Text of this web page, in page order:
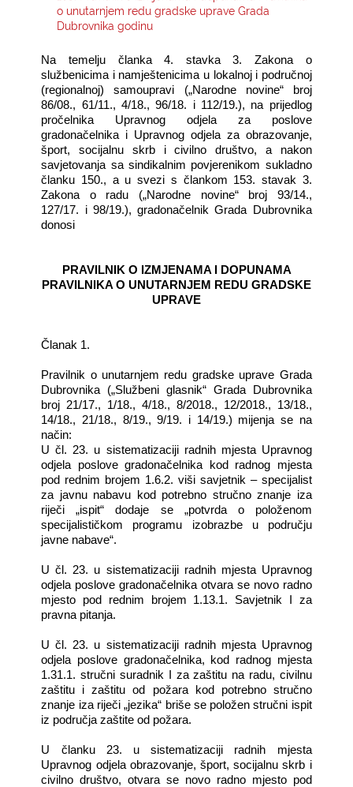
KONTAKTI
o unutarnjem redu gradske uprave Grada
Dubrovnika godinu
Na temelju članka 4. stavka 3. Zakona o
službenicima i namještenicima u lokalnoj i područnoj
(regionalnoj) samoupravi („Narodne novine“ broj
86/08., 61/11., 4/18., 96/18. i 112/19.), na prijedlog
pročelnika Upravnog odjela za poslove
gradonačelnika i Upravnog odjela za obrazovanje,
šport, socijalnu skrb i civilno društvo, a nakon
savjetovanja sa sindikalnim povjerenikom sukladno
članku 150., a u svezi s člankom 153. stavak 3.
Zakona o radu („Narodne novine“ broj 93/14.,
127/17. i 98/19.), gradonačelnik Grada Dubrovnika
donosi
PRAVILNIK O IZMJENAMA I DOPUNAMA
PRAVILNIKA O UNUTARNJEM REDU GRADSKE
UPRAVE
Članak 1.
Pravilnik o unutarnjem redu gradske uprave Grada
Dubrovnika („Službeni glasnik“ Grada Dubrovnika
broj 21/17., 1/18., 4/18., 8/2018., 12/2018., 13/18.,
14/18., 21/18., 8/19., 9/19. i 14/19.) mijenja se na
način:
U čl. 23. u sistematizaciji radnih mjesta Upravnog
odjela poslove gradonačelnika kod radnog mjesta
pod rednim brojem 1.6.2. viši savjetnik – specijalist
za javnu nabavu kod potrebno stručno znanje iza
riječi „ispit“ dodaje se „potvrda o položenom
specijalističkom programu izobrazbe u području
javne nabave“.
U čl. 23. u sistematizaciji radnih mjesta Upravnog
odjela poslove gradonačelnika otvara se novo radno
mjesto pod rednim brojem 1.13.1. Savjetnik I za
pravna pitanja.
U čl. 23. u sistematizaciji radnih mjesta Upravnog
odjela poslove gradonačelnika, kod radnog mjesta
1.31.1. stručni suradnik I za zaštitu na radu, civilnu
zaštitu i zaštitu od požara kod potrebno stručno
znanje iza riječi „jezika“ briše se položen stručni ispit
iz područja zaštite od požara.
U članku 23. u sistematizaciji radnih mjesta
Upravnog odjela obrazovanje, šport, socijalnu skrb i
civilno društvo,otvara se novo radno mjesto pod